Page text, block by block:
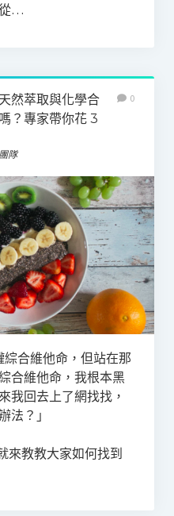
…
然萃取與化學合
？專家帶你花 3
隊
0
綜合維他命，但站在那
合維他命，我根本黑
我回去上了網找找，
法？」
來教教大家如何找到